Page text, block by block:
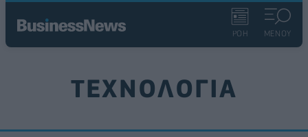
ΡΟΗ ΜΕΝΟΥ
ΤΕΧΝΟΛΟΓΙΑ